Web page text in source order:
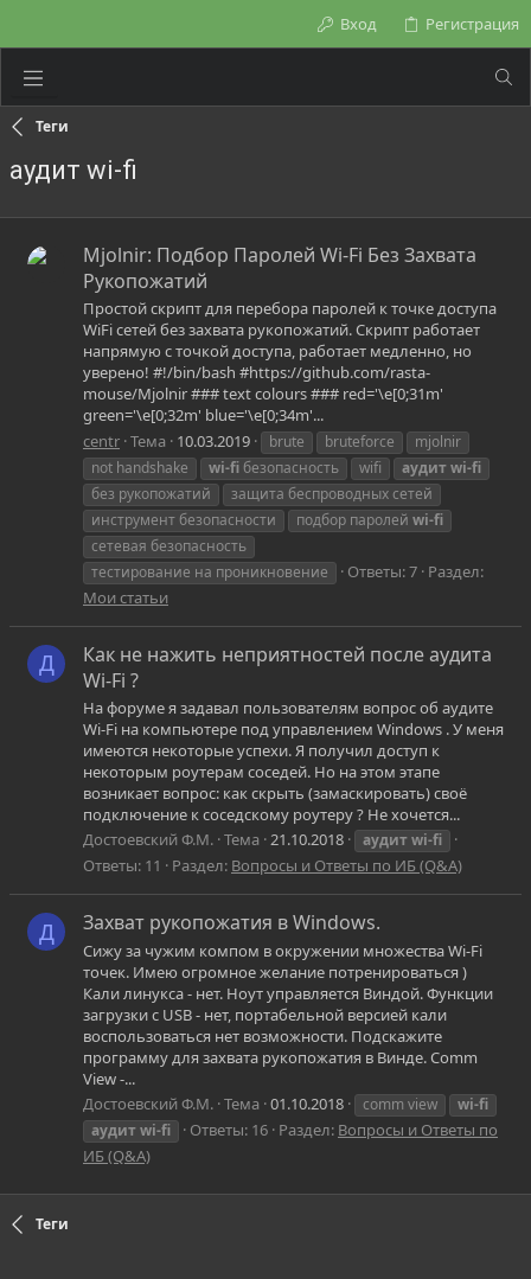
Вход Регистрация
Теги
аудит wi-fi
Mjolnir: Подбор Паролей Wi-Fi Без Захвата
Рукопожатий
Простой скрипт для перебора паролей к точке доступа
WiFi сетей без захвата рукопожатий. Скрипт работает
напрямую с точкой доступа, работает медленно, но
уверено! #!/bin/bash #https://github.com/rasta-
mouse/Mjolnir ### text colours ### red='\e[0;31m'
green='\e[0;32m' blue='\e[0;34m'...
centr Тема 10.03.2019 brute bruteforce
mjolnir
not handshake
wi-fi безопасность wifi аудитwi-fi
без рукопожатий
защита беспроводных сетей
инструмент безопасности
подбор паролей wi-fi
сетевая безопасность
тестирование на проникновение
Ответы: 7 Раздел:
Мои статьи
Д
Как не нажить неприятностей после аудита
Wi-Fi ?
На форуме я задавал пользователям вопрос об аудите
Wi-Fi на компьютере под управлением Windows . У меня
имеются некоторые успехи. Я получил доступ к
некоторым роутерам соседей. Но на этом этапе
возникает вопрос: как скрыть (замаскировать) своё
подключение к соседскому роутеру ? Не хочется...
Достоевский Ф.М. Тема 21.10.2018 аудитwi-fi
Ответы: 11 Раздел: Вопросы и Ответы по ИБ (Q&A)
Д Захват рукопожатия в Windows.
Сижу за чужим компом в окружении множества Wi-Fi
точек. Имею огромное желание потренироваться )
Кали линукса - нет. Ноут управляется Виндой. Функции
загрузки с USB - нет, портабельной версией кали
воспользоваться нет возможности. Подскажите
программу для захвата рукопожатия в Винде. Comm
View -...
Достоевский Ф.М. Тема 01.10.2018 comm view
wi-fi
аудитwi-fi Ответы: 16 Раздел: Вопросы и Ответы по
ИБ (Q&A)
Теги